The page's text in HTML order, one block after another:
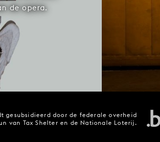
de opera.
gesubsidieerd door de federale overheid
van Tax Shelter en de Nationale Loterij.